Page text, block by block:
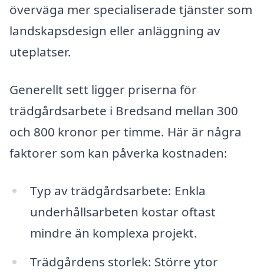
överväga mer specialiserade tjänster som
landskapsdesign eller anläggning av
uteplatser.
Generellt sett ligger priserna för
trädgårdsarbete i Bredsand mellan 300
och 800 kronor per timme. Här är några
faktorer som kan påverka kostnaden:
Typ av trädgårdsarbete: Enkla
underhållsarbeten kostar oftast
mindre än komplexa projekt.
Trädgårdens storlek: Större ytor